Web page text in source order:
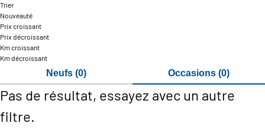
Trier
Nouveauté
Prix croissant
Prix décroissant
Km croissant
Km décroissant
Neufs (0) Occasions (0)
Pas de résultat, essayez avec un autre
filtre.